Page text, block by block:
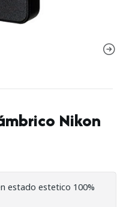
Nikon
estado estetico 100%